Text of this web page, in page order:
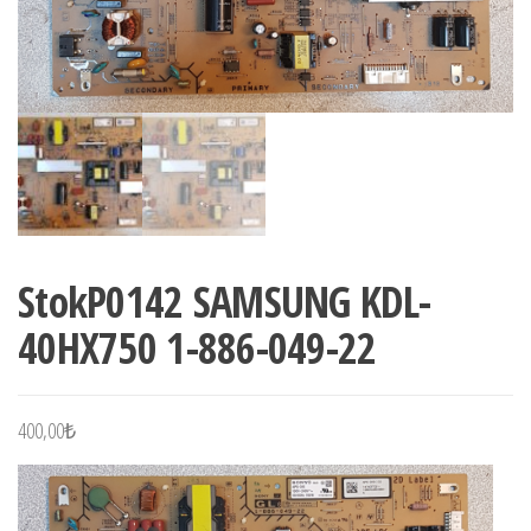
StokP0142 SAMSUNG KDL-
40HX750 1-886-049-22
400,00₺